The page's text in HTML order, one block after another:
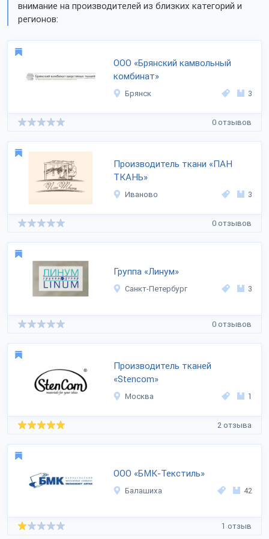
внимание на производителей из близких категорий и
регионов:
ООО «Брянский камвольный
комбинат»
Брянск 3
0 отзывов
Производитель ткани «ПАН
ТКАНЬ»
Иваново 3
0 отзывов
Группа «Линум»
Санкт-Петербург 3
0 отзывов
Производитель тканей
«Stencom»
Москва 1
2 отзыва
ООО «БМК-Текстиль»
Балашиха 42
1 отзыв